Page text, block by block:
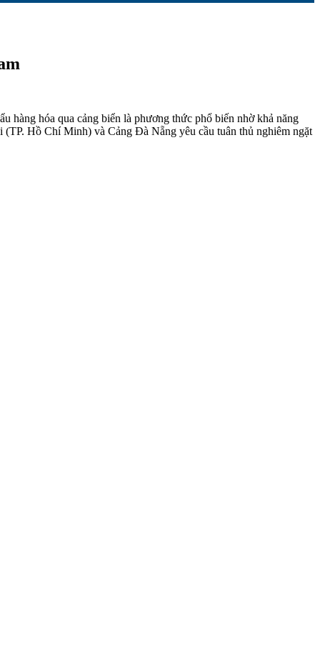
hàng hóa qua cảng biển là phương thức phổ biến nhờ khả năng
Hồ Chí Minh) và Cảng Đà Nẵng yêu cầu tuân thủ nghiêm ngặt